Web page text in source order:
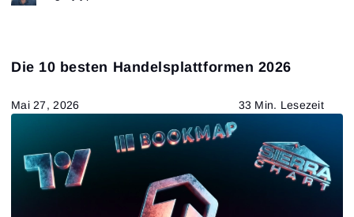
Die 10 besten Handelsplattformen 2026
Mai 27, 2026 33 Min. Lesezeit